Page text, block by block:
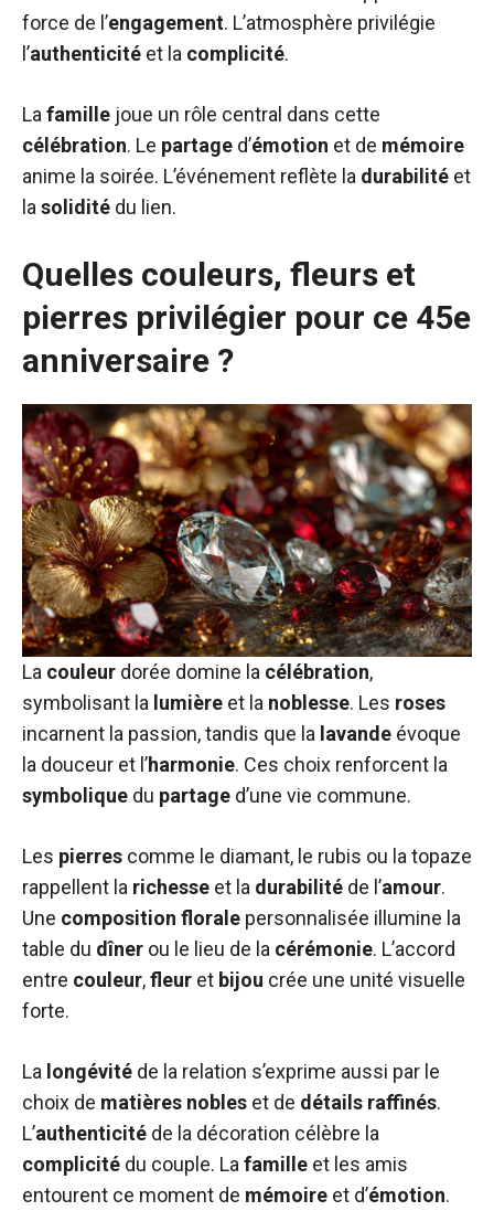
force de l’engagement. L’atmosphère privilégie
l’authenticité et la complicité.
La famille joue un rôle central dans cette
célébration. Le partage d’émotion et de mémoire
anime la soirée. L’événement reflète la durabilité et
la solidité du lien.
Quelles couleurs, fleurs et
pierres privilégier pour ce 45e
anniversaire ?
La couleur dorée domine la célébration,
symbolisant la lumière et la noblesse. Les roses
incarnent la passion, tandis que la lavande évoque
la douceur et l’harmonie. Ces choix renforcent la
symbolique du partage d’une vie commune.
Les pierres comme le diamant, le rubis ou la topaze
rappellent la richesse et la durabilité de l’amour.
Une composition florale personnalisée illumine la
table du dîner ou le lieu de la cérémonie. L’accord
entre couleur,fleur et bijou crée une unité visuelle
forte.
La longévité de la relation s’exprime aussi par le
choix de matières nobles et de détails raffinés.
L’authenticité de la décoration célèbre la
complicité du couple. La famille et les amis
entourent ce moment de mémoire et d’émotion.